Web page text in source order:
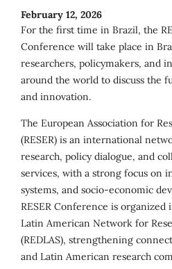
February 12, 2026
For the first time in Brazil, the
Conference will take place in
researchers, policymakers, and
around the world to discuss the
and innovation.
The European Association for
(RESER) is an international
research, policy dialogue, and
services, with a strong focus on
systems, and socio-economic
RESER Conference is
Latin American Network for
(REDLAS), strengthening
and Latin American research